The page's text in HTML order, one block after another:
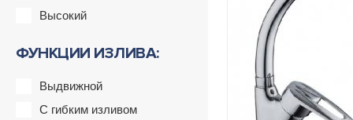
Высокий
ФУНКЦИИ ИЗЛИВА:
Выдвижной
С гибким изливом